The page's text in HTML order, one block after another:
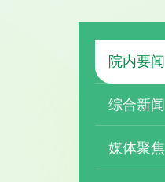
院内要闻
综合新闻
媒体聚焦